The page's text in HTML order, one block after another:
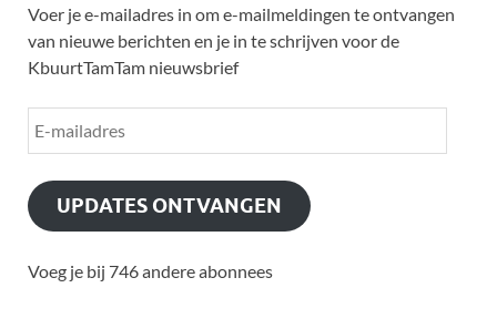
Voer je e-mailadres in om e-mailmeldingen te ontvangen
van nieuwe berichten en je in te schrijven voor de
KbuurtTamTam nieuwsbrief
UPDATES ONTVANGEN
Voeg je bij 746 andere abonnees